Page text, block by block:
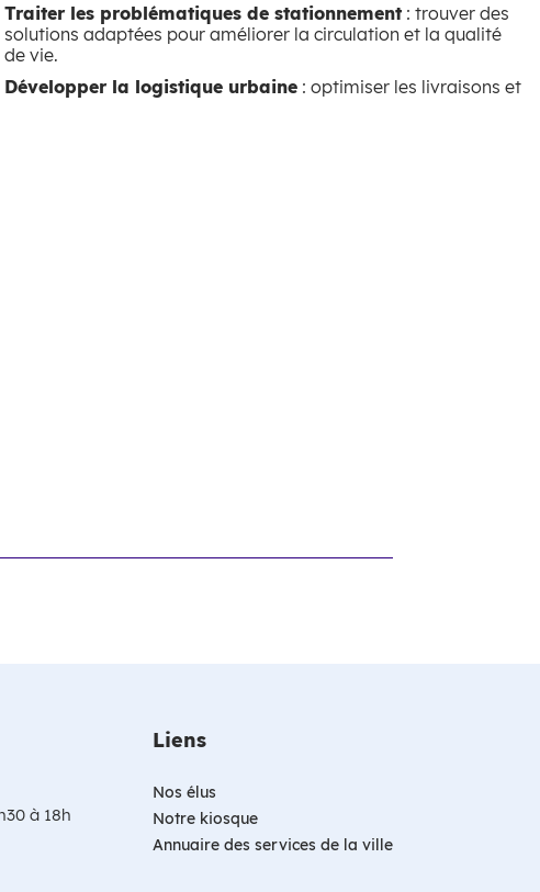
Traiter les problématiques de stationnement : trouver des
solutions adaptées pour améliorer la circulation et la qualité
de vie.
Développer la logistique urbaine : optimiser les livraisons et
à 18h
Liens
Nos élus
Notre kiosque
Annuaire des services de la ville